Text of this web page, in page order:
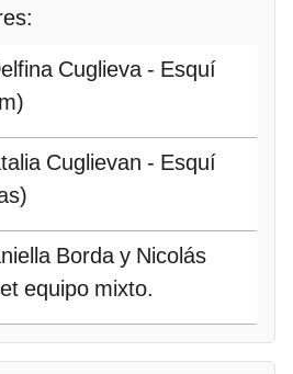
Cuglieva - Esquí
Cuglievan - Esquí
Borda y Nicolás
equipo mixto.